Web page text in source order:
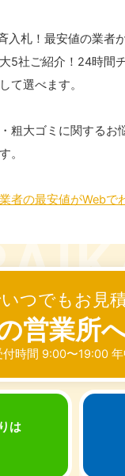
入札！最安値の業者
5社ご紹介！24時間
て選べます。
粗大ゴミに関する
。
者の最安値がWebで
つでもお見
営業所
付時間 9:00〜19:00
は